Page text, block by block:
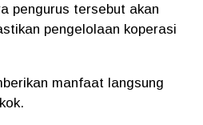
pengurus tersebut akan
pengelolaan koperasi
manfaat langsung